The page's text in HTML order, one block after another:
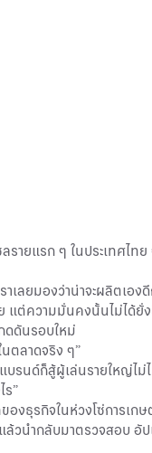
ายแรก ๆ ในประเทศไท
ลยมองว่าน่าจะผลิตเอง
ต่ความมั่นคงนั้นไม่ได้ยั่
ดดันรอบใหม่
ตลาดจริง ๆ”
บรนด์ก็สู้ผู้เล่นรายใหญ่
ร”
งธุรกิจในห่วงโซ่การเกษ
วนำกลับมาตรวจสอบ